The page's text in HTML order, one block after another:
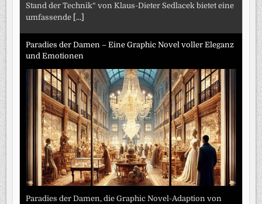
Stand der Technik“ von Klaus-Dieter Sedlacek bietet eine
umfassende [...]
Paradies der Damen – Eine Graphic Novel voller Eleganz
und Emotionen
Paradies der Damen, die Graphic Novel-Adaption von